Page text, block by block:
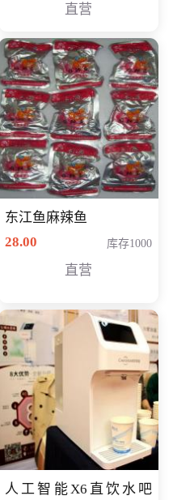
直营
东江鱼麻辣鱼
28.00
库存1000
直营
人工智能X6直饮水吧